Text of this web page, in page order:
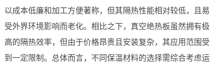
以成本低廉和加工方便著称，但其隔热性能相对较低，且易
受外界环境影响而老化。相比之下，真空绝热板虽然拥有极
高的隔热效率，但由于价格昂贵且安装复杂，其应用范围受
到一定限制。总体而言，不同保温材料的选择需综合考虑运